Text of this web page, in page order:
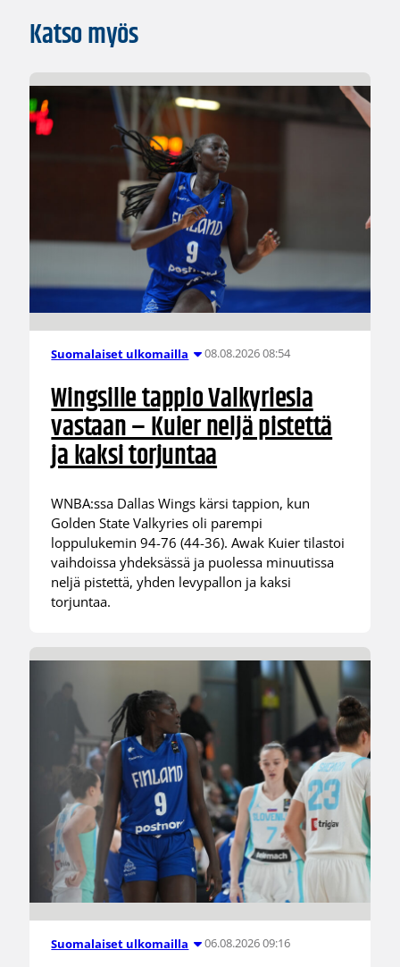
Katso myös
Suomalaiset ulkomailla 08.08.2026 08:54
Wingsille tappio Valkyriesia
vastaan – Kuier neljä pistettä
ja kaksi torjuntaa
WNBA:ssa Dallas Wings kärsi tappion, kun
Golden State Valkyries oli parempi
loppulukemin 94-76 (44-36). Awak Kuier tilastoi
vaihdoissa yhdeksässä ja puolessa minuutissa
neljä pistettä, yhden levypallon ja kaksi
torjuntaa.
Suomalaiset ulkomailla 06.08.2026 09:16